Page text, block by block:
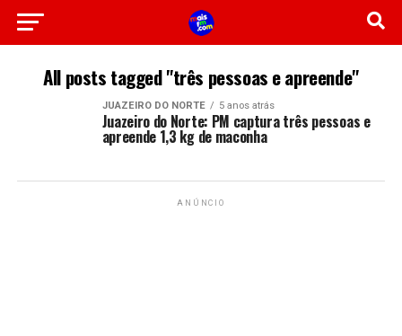
All posts tagged "três pessoas e apreende"
JUAZEIRO DO NORTE 5 anos atrás
Juazeiro do Norte: PM captura três pessoas e
apreende 1,3 kg de maconha
ANÚNCIO